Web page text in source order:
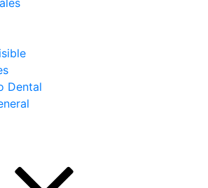
Dental